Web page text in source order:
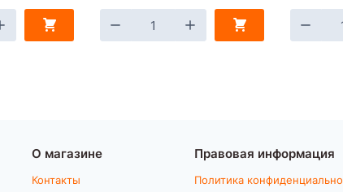
О магазине
Контакты
Правовая информация
Политика